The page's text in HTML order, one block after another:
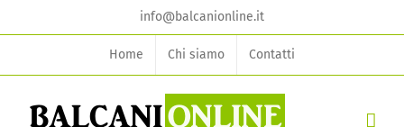
to
info@balcanionline.it
Home Chi siamo Contatti